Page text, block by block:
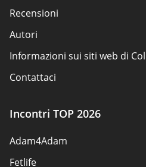
Recensioni
Autori
Informazioni sui siti web di
Contattaci
Perché diventare partner
Mappa del sito
Incontri TOP 2026
Adam4Adam
Fetlife